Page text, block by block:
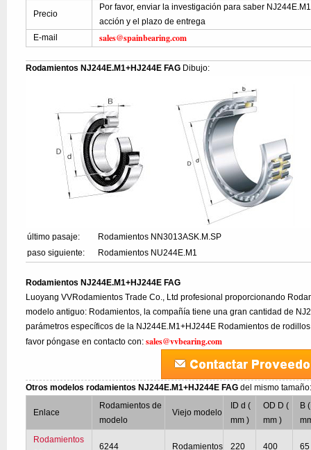
Precio
Por favor, enviar la investigación para saber
acción y el plazo de entrega
E-mail
sales@spainbearing.com
Rodamientos NJ244E.M1+HJ244E FAG Dibujo:
último pasaje:
Rodamientos NN3013ASK.M.SP
paso siguiente:
Rodamientos NU244E.M1
Rodamientos NJ244E.M1+HJ244E FAG
Luoyang VVRodamientos Trade Co., Ltd profesional proporcionando
modelo antiguo: Rodamientos, la compañía tiene una gran cantidad de
parámetros específicos de la NJ244E.M1+HJ244E Rodamientos de
favor póngase en contacto con:sales@vvbearing.com
Otros modelos rodamientos NJ244E.M1+HJ244E FAGdel mismo
Enlace
Rodamientos de
modelo
Viejo modelo
ID d (
mm )
OD D (
mm )
B (
Rodamientos
6244 Rodamientos 220 400 65